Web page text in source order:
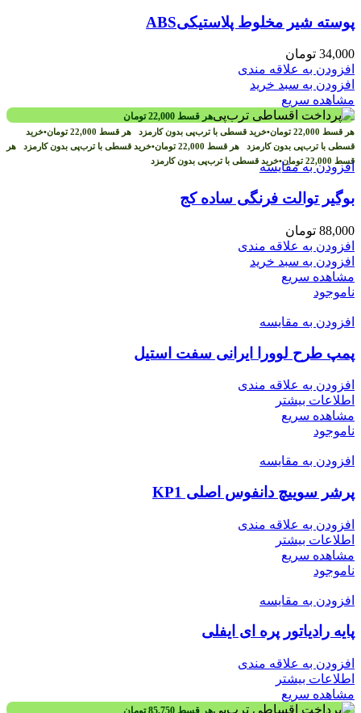
پوسته شیر مخلوط پلاستیکیABS
34,000 تومان
افزودن به علاقه مندی
افزودن به سبد خرید
مشاهده سریع
هر قسط 22,000 تومان
هر قسط 22,000 تومان•خرید قسطی با ترب‌پی بدون کارمزد هر قسط 22,000 تومان•خرید
قسطی با ترب‌پی بدون کارمزد هر قسط 22,000 تومان•خرید قسطی با ترب‌پی بدون کارمزد هر
قسط 22,000 تومان•خرید قسطی با ترب‌پی بدون کارمزدافزودن به مقایسه
بوگیر توالت فرنگی ساده کج
88,000 تومان
افزودن به علاقه مندی
افزودن به سبد خرید
مشاهده سریع
ناموجود
افزودن به مقایسه
پمپ طرح لوورا ایرانی سفت استیل
افزودن به علاقه مندی
اطلاعات بیشتر
مشاهده سریع
ناموجود
افزودن به مقایسه
پرشر سوییچ دانفوس اصلی KP1
افزودن به علاقه مندی
اطلاعات بیشتر
مشاهده سریع
ناموجود
افزودن به مقایسه
پایه رادیاتور پره ای ایفلی
افزودن به علاقه مندی
اطلاعات بیشتر
مشاهده سریع
هر قسط 85,750 تومان